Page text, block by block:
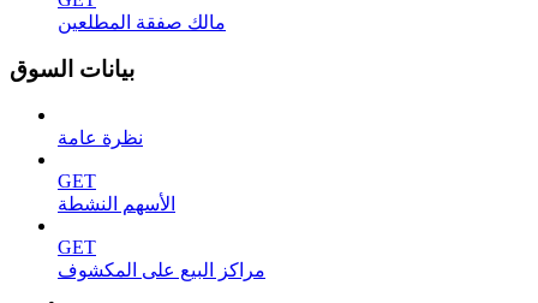
مالك صفقة المطلعين
بيانات السوق
نظرة عامة
GET
الأسهم النشطة
GET
مراكز البيع على المكشوف